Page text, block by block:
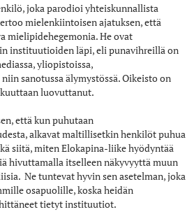
joka parodioi yhteiskunnallista
mielenkiintoisen ajatuksen, että
mielipidehegemonia. He ovat
instituutioiden läpi, eli punavihreillä on
yliopistoissa,
sanotussa älymystössä. Oikeisto on
luovuttanut.
että kun puhutaan
alkavat maltillisetkin henkilöt puhua
siitä, miten Elokapina-liike hyödyntää
hivuttamalla itselleen näkyvyyttä muun
Ne tuntevat hyvin sen asetelman, joka
osapuolille, koska heidän
tietyt instituutiot.